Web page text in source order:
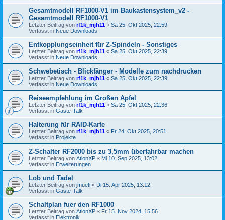
Gesamtmodell RF1000-V1 im Baukastensystem_v2 -
Gesamtmodell RF1000-V1
Letzter Beitrag von rf1k_mjh11 « Sa 25. Okt 2025, 22:59
Verfasst in Neue Downloads
Entkopplungseinheit für Z-Spindeln - Sonstiges
Letzter Beitrag von rf1k_mjh11 « Sa 25. Okt 2025, 22:39
Verfasst in Neue Downloads
Schwebetisch - Blickfänger - Modelle zum nachdrucken
Letzter Beitrag von rf1k_mjh11 « Sa 25. Okt 2025, 22:39
Verfasst in Neue Downloads
Reiseempfehlung im Großen Apfel
Letzter Beitrag von rf1k_mjh11 « Sa 25. Okt 2025, 22:36
Verfasst in Gäste-Talk
Halterung für RAID-Karte
Letzter Beitrag von rf1k_mjh11 « Fr 24. Okt 2025, 20:51
Verfasst in Projekte
Z-Schalter RF2000 bis zu 3,5mm überfahrbar machen
Letzter Beitrag von AtlonXP « Mi 10. Sep 2025, 13:02
Verfasst in Erweiterungen
Lob und Tadel
Letzter Beitrag von jmueti « Di 15. Apr 2025, 13:12
Verfasst in Gäste-Talk
Schaltplan fuer den RF1000
Letzter Beitrag von AtlonXP « Fr 15. Nov 2024, 15:56
Verfasst in Elektronik